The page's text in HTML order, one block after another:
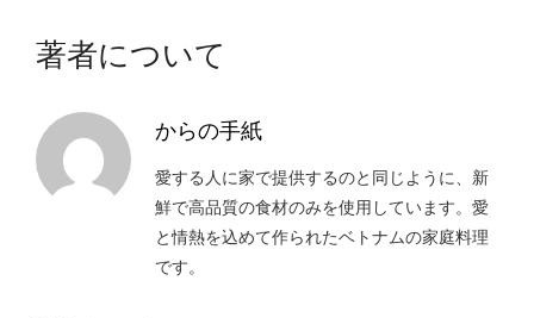
著者について
からの手紙
愛する人に家で提供するのと同じように、新
鮮で高品質の食材のみを使用しています。愛
と情熱を込めて作られたベトナムの家庭料理
です。